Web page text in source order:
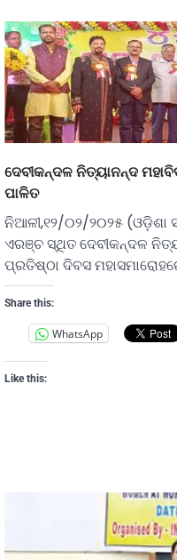
ଦେବୀକନ୍ଦଳ ନିତ୍ୟାନନ୍ଦ
ପାଳିତ
ନିଆଳୀ,୧୨/୦୨/୨୦୨୫ (ଓଡ଼ିଶା
ଏରଞ୍ଚ ସ୍ଥିତ ଦେବୀକନ୍ଦଳ
ପ୍ରତିଷ୍ଠା ଦିବସ
Share this:
WhatsApp
Like this: